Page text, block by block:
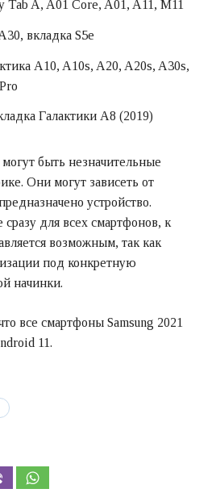
A, A01 Core, A01, A11, M11
вкладка S5e
A10, A10s, A20, A20s, A30s,
Галактики A8 (2019)
быть незначительные
Они могут зависеть от
устройство.
для всех смартфонов, к
возможным, так как
под конкретную
начинки.
все смартфоны Samsung 2021
11.